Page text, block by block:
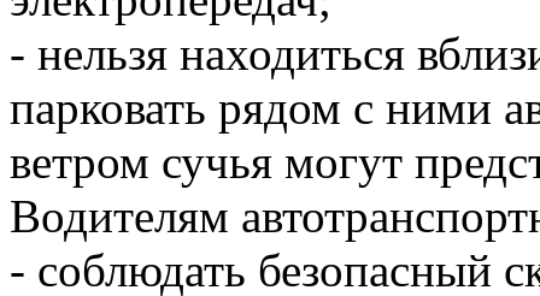
- нельзя находиться
парковать рядом с ними
ветром сучья могут
Водителям
- соблюдать безопасный